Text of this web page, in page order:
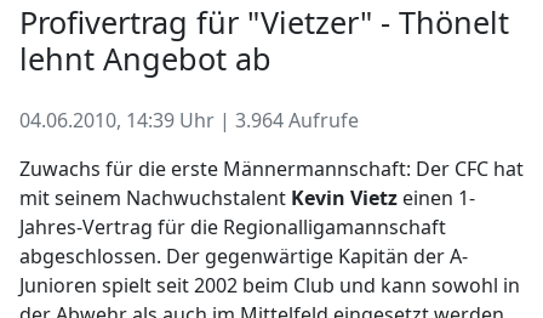
Profivertrag für "Vietzer" - Thönelt
lehnt Angebot ab
04.06.2010, 14:39 Uhr | 3.964 Aufrufe
Zuwachs für die erste Männermannschaft: Der CFC hat
mit seinem Nachwuchstalent Kevin Vietz einen 1-
Jahres-Vertrag für die Regionalligamannschaft
abgeschlossen. Der gegenwärtige Kapitän der A-
Junioren spielt seit 2002 beim Club und kann sowohl in